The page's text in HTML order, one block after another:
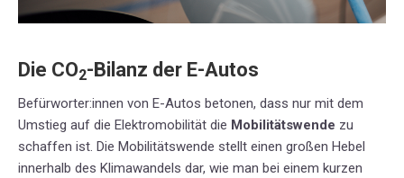
Die CO2-Bilanz der E-Autos
Befürworter:innen von E-Autos betonen, dass nur mit dem
Umstieg auf die Elektromobilität die Mobilitätswende zu
schaffen ist. Die Mobilitätswende stellt einen großen Hebel
innerhalb des Klimawandels dar, wie man bei einem kurzen